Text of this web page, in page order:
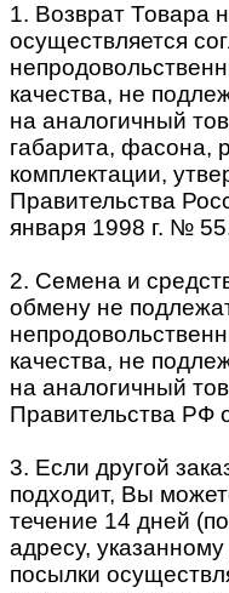
1. Возврат Товара
осуществляется
качества, не
на аналогичный
габарита, фасона,
комплектации,
Правительства
января 1998 г. №
2. Семена и
обмену не
качества, не
на аналогичный
Правительства РФ
3. Если другой
подходит, Вы
течение 14 дней
адресу,
посылки